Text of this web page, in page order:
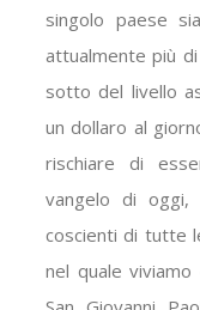
singolo paese
attualmente più
sotto del livello
un dollaro al
rischiare di
vangelo di oggi,
coscienti di tutte
nel quale